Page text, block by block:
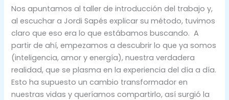
Nos apuntamos al taller de introducción del trabajo y,
al escuchar a Jordi Sapés explicar su método, tuvimos
claro que eso era lo que estábamos buscando. A
partir de ahí, empezamos a descubrir lo que ya somos
(inteligencia, amor y energía), nuestra verdadera
realidad, que se plasma en la experiencia del día a día.
Esto ha supuesto un cambio transformador en
nuestras vidas y queríamos compartirlo, así surgió la